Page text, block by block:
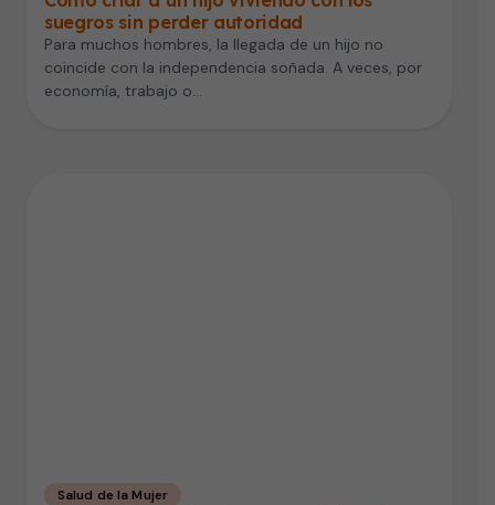
suegros sin perder autoridad
Para muchos hombres, la llegada de un hijo no
coincide con la independencia soñada. A veces, por
economía, trabajo o…
Salud de la Mujer